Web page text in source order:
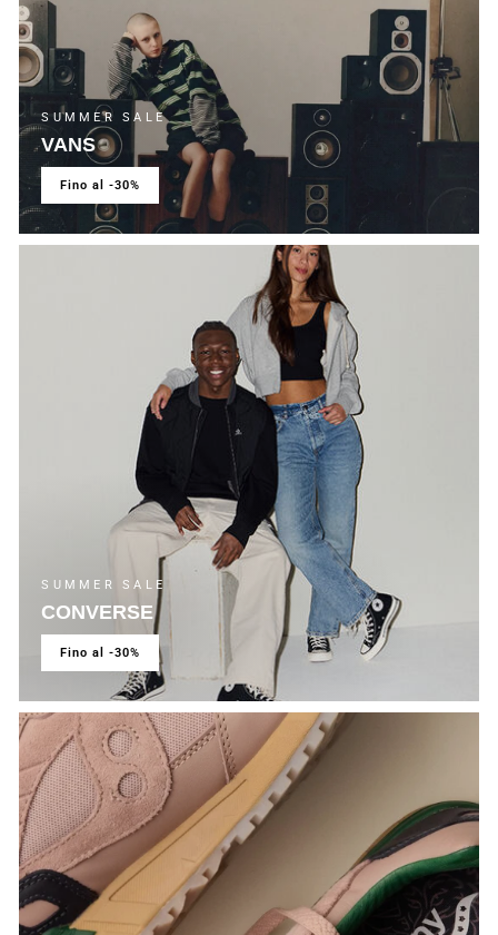
SUMMER SALE
VANS
fino al -30%
SUMMER SALE
CONVERSE
fino al -30%